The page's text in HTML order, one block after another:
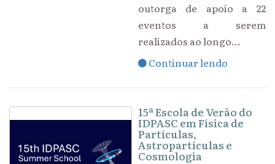
outorga de apoio a 22
eventos a serem
realizados ao longo...
Continuar lendo
15ª Escola de Verão do
IDPASC em Física de
Partículas,
Astropartículas e
Cosmologia